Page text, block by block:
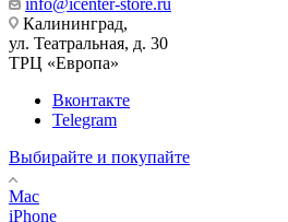
Калининград,
ул. Театральная, д. 30
ТРЦ «Европа»
Вконтакте
Telegram
Выбирайте и покупайте
Mac
iPhone